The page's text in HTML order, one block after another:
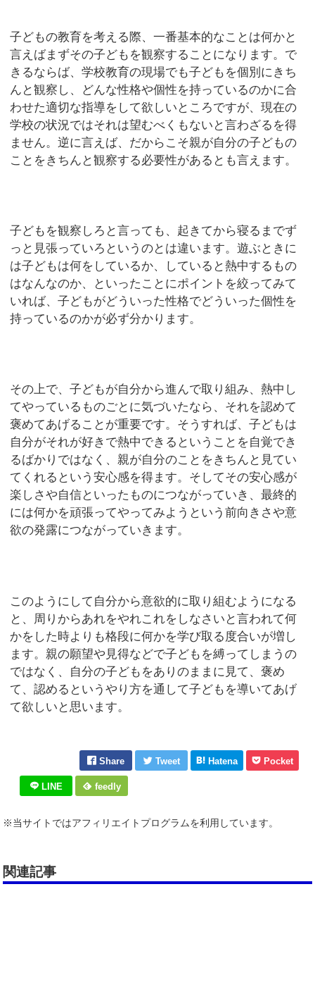
子どもの教育を考える際、一番基本的なことは何かと
言えばまずその子どもを観察することになります。で
きるならば、学校教育の現場でも子どもを個別にきち
んと観察し、どんな性格や個性を持っているのかに合
わせた適切な指導をして欲しいところですが、現在の
学校の状況ではそれは望むべくもないと言わざるを得
ません。逆に言えば、だからこそ親が自分の子どもの
ことをきちんと観察する必要性があるとも言えます。
子どもを観察しろと言っても、起きてから寝るまでず
っと見張っていろというのとは違います。遊ぶときに
は子どもは何をしているか、していると熱中するもの
はなんなのか、といったことにポイントを絞ってみて
いれば、子どもがどういった性格でどういった個性を
持っているのかが必ず分かります。
その上で、子どもが自分から進んで取り組み、熱中し
てやっているものごとに気づいたなら、それを認めて
褒めてあげることが重要です。そうすれば、子どもは
自分がそれが好きで熱中できるということを自覚でき
るばかりではなく、親が自分のことをきちんと見てい
てくれるという安心感を得ます。そしてその安心感が
楽しさや自信といったものにつながっていき、最終的
には何かを頑張ってやってみようという前向きさや意
欲の発露につながっていきます。
このようにして自分から意欲的に取り組むようになる
と、周りからあれをやれこれをしなさいと言われて何
かをした時よりも格段に何かを学び取る度合いが増し
ます。親の願望や見得などで子どもを縛ってしまうの
ではなく、自分の子どもをありのままに見て、褒め
て、認めるというやり方を通して子どもを導いてあげ
て欲しいと思います。
Share Tweet Hatena Pocket
LINE feedly
※当サイトではアフィリエイトプログラムを利用しています。
関連記事